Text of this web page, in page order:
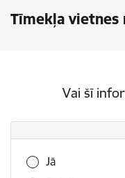
Tīmekļa vietnes
Vai šī
Vai šī informācija
Jā